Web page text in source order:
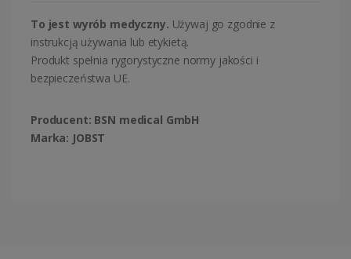
To jest wyrób medyczny. Używaj go zgodnie z
instrukcją używania lub etykietą.
Produkt spełnia rygorystyczne normy jakości i
bezpieczeństwa UE.
Producent: BSN medical GmbH
Marka: JOBST